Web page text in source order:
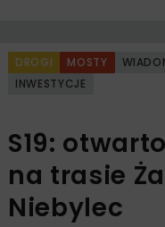
DROGI MOSTY
INWESTYCJE
S19:
na trasie
Niebylec